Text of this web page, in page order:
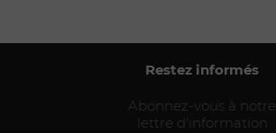
Restez informés
Abonnez-vous à notre
lettre d'information